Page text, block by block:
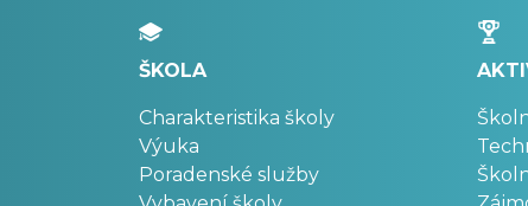
ŠKOLA
Charakteristika školy
Výuka
Poradenské služby